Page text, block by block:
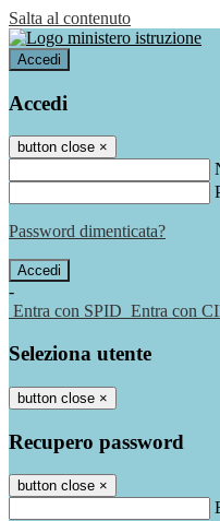
Salta al contenuto
Accedi
Accedi
button close ×
Password dimenticata?
-
Entra con SPID Entra con
Seleziona utente
button close ×
Recupero password
button close ×